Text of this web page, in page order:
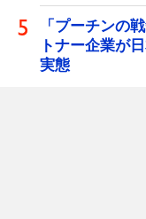
「プーチンの
トナー企業が
実態